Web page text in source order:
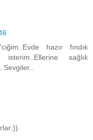
hazır fındık
sağlık